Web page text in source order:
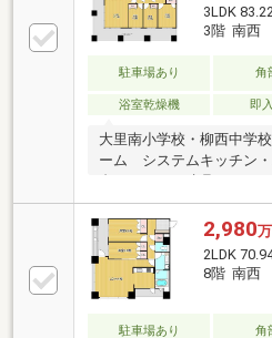
3LDK
3階 南西
駐車場あり 角
浴室乾燥機
即
大里南小学校・柳西中学
ーム システムキッチン
台・トイレ・建具・クロ
リーニング済。敷地内駐
月額3500円)。エレベータ
空室です。日曜日・祝日
10時～16時（休：水曜日
す。右下の電話ボタンを
2,980
2LDK
8階 南西
駐車場あり 角